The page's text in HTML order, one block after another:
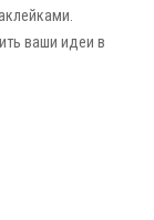
ваши идеи в